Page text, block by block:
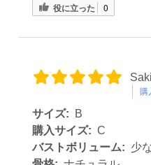
役に立った 0
購
サイズ:
B
購入サイズ: C
バストボリューム: 少